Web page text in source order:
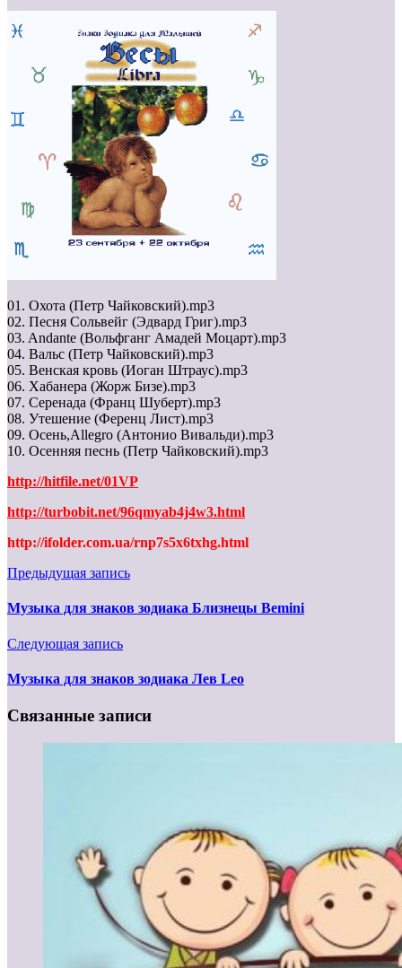
01. Охота (Петр Чайковский).mp3
02. Песня Сольвейг (Эдвард Григ).mp3
03. Andante (Вольфганг Амадей Моцарт).mp3
04. Вальс (Петр Чайковский).mp3
05. Венская кровь (Иоган Штраус).mp3
06. Хабанера (Жорж Бизе).mp3
07. Серенада (Франц Шуберт).mp3
08. Утешение (Ференц Лист).mp3
09. Осень,Allegro (Антонио Вивальди).mp3
10. Осенняя песнь (Петр Чайковский).mp3
http://hitfile.net/01VP
http://turbobit.net/96qmyab4j4w3.html
http://ifolder.com.ua/rnp7s5x6txhg.html
Предыдущая запись
Музыка для знаков зодиака Близнецы Bemini
Следующая запись
Музыка для знаков зодиака Лев Leo
Связанные записи